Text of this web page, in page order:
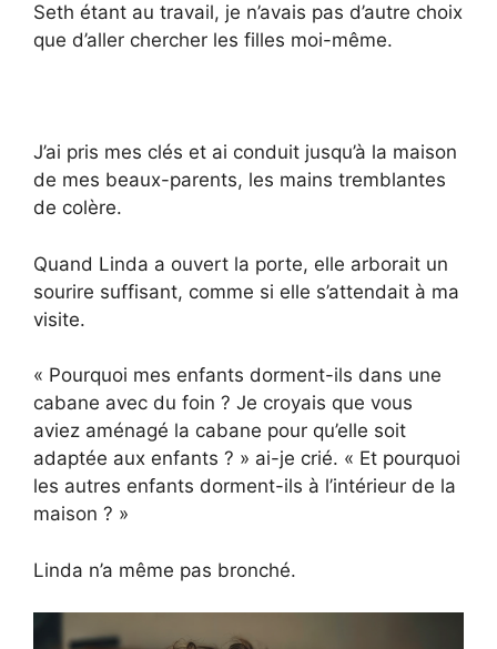
Seth étant au travail, je n’avais pas d’autre choix
que d’aller chercher les filles moi-même.
J’ai pris mes clés et ai conduit jusqu’à la maison
de mes beaux-parents, les mains tremblantes
de colère.
Quand Linda a ouvert la porte, elle arborait un
sourire suffisant, comme si elle s’attendait à ma
visite.
« Pourquoi mes enfants dorment-ils dans une
cabane avec du foin ? Je croyais que vous
aviez aménagé la cabane pour qu’elle soit
adaptée aux enfants ? » ai-je crié. « Et pourquoi
les autres enfants dorment-ils à l’intérieur de la
maison ? »
Linda n’a même pas bronché.